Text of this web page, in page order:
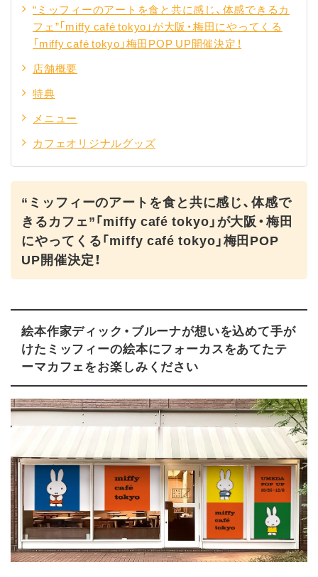
“ミッフィーのアートを食と共に感じ、体感できるカ
フェ”「miffy café tokyo」が大阪・梅田にやってくる
「miffy café tokyo」梅田POP UP開催決定！
店舗概要
特典
メニュー
カフェオリジナルグッズ
“ミッフィーのアートを食と共に感じ、体感で
きるカフェ”「miffy café tokyo」が大阪・梅田
にやってくる「miffy café tokyo」梅田POP
UP開催決定！
絵本作家ディック・ブルーナが想いを込めて手が
けたミッフィーの絵本にフォーカスをあてたテ
ーマカフェをお楽しみください